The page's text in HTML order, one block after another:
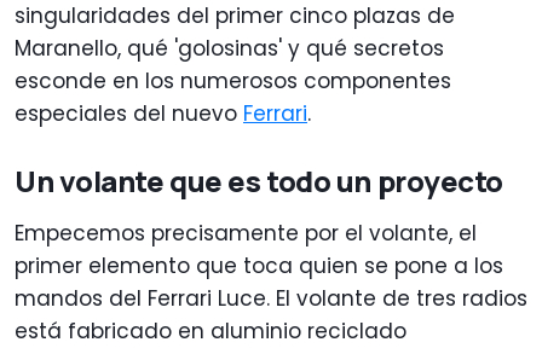
singularidades del primer cinco plazas de
Maranello, qué 'golosinas' y qué secretos
esconde en los numerosos componentes
especiales del nuevo Ferrari.
Un volante que es todo un proyecto
Empecemos precisamente por el volante, el
primer elemento que toca quien se pone a los
mandos del Ferrari Luce. El volante de tres radios
está fabricado en aluminio reciclado